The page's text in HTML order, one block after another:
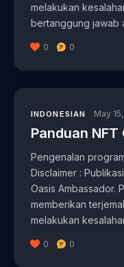
melakukan
bertanggung jawab
0 0
INDONESIAN May
Panduan NFT
Pengenalan
Disclaimer :
Oasis Ambassador.
memberikan
melakukan
0 0